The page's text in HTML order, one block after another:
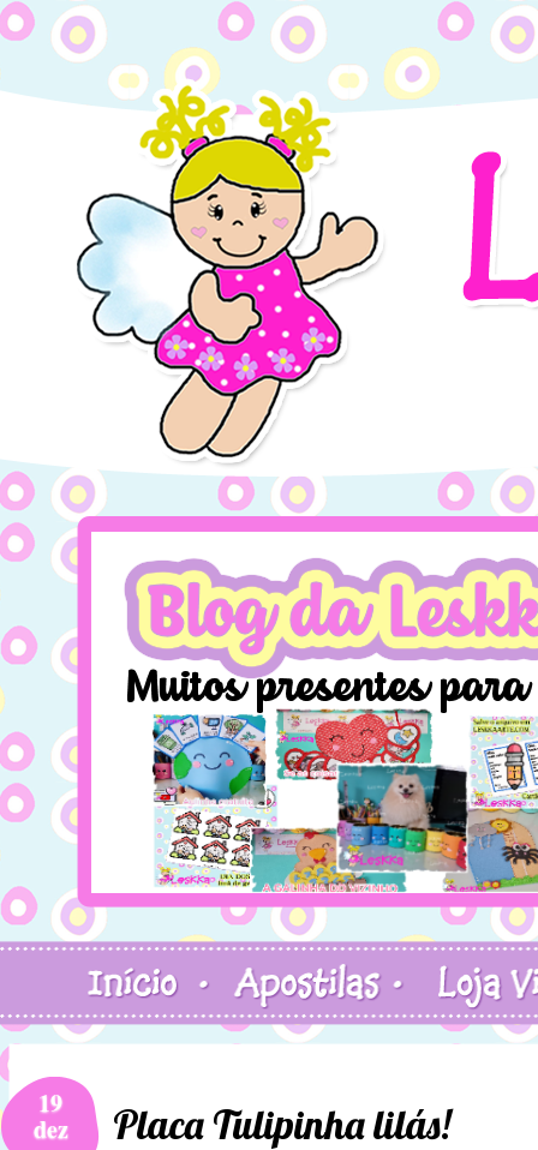
19
dez Placa Tulipinha lilás!